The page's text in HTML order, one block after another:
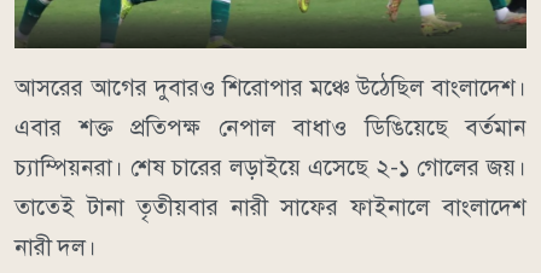
আসরের আগের দুবারও শিরোপার মঞ্চে উঠেছিল বাংলাদেশ।
এবার শক্ত প্রতিপক্ষ নেপাল বাধাও ডিঙিয়েছে বর্তমান
চ্যাম্পিয়নরা। শেষ চারের লড়াইয়ে এসেছে ২-১ গোলের জয়।
তাতেই টানা তৃতীয়বার নারী সাফের ফাইনালে বাংলাদেশ
নারী দল।